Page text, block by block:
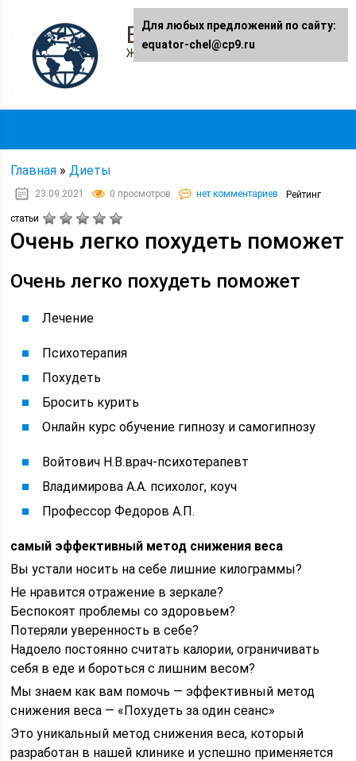
Equator-chel.ru
Женский журнал
Главная »Диеты
23.09.2021 0 просмотров нет комментариев Рейтинг
статьи
Очень легко похудеть поможет
Очень легко похудеть поможет
Лечение
Психотерапия
Похудеть
Бросить курить
Онлайн курс обучение гипнозу и самогипнозу
Войтович Н.В.врач-психотерапевт
Владимирова А.А. психолог, коуч
Профессор Федоров А.П.
самый эффективный метод снижения веса
Вы устали носить на себе лишние килограммы?
Не нравится отражение в зеркале?
Беспокоят проблемы со здоровьем?
Потеряли уверенность в себе?
Надоело постоянно считать калории, ограничивать
себя в еде и бороться с лишним весом?
Мы знаем как вам помочь — эффективный метод
снижения веса — «Похудеть за один сеанс»
Это уникальный метод снижения веса, который
разработан в нашей клинике и успешно применяется
Для любых предложений по сайту:
equator-chel@cp9.ru